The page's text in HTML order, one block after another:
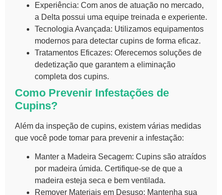
Experiência: Com anos de atuação no mercado,
a Delta possui uma equipe treinada e experiente.
Tecnologia Avançada: Utilizamos equipamentos
modernos para detectar cupins de forma eficaz.
Tratamentos Eficazes: Oferecemos soluções de
dedetização que garantem a eliminação
completa dos cupins.
Como Prevenir Infestações de
Cupins?
Além da inspeção de cupins, existem várias medidas
que você pode tomar para prevenir a infestação:
Manter a Madeira Secagem: Cupins são atraídos
por madeira úmida. Certifique-se de que a
madeira esteja seca e bem ventilada.
Remover Materiais em Desuso: Mantenha sua